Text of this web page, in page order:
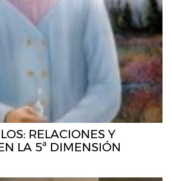
RELACIONES Y
LA 5ª DIMENSIÓN